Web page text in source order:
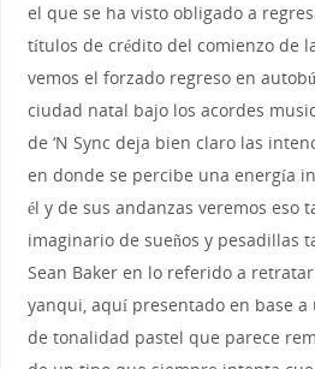
el que se ha visto obligado a
títulos de crédito del comienzo de
vemos el forzado regreso en
ciudad natal bajo los acordes
de ‘N Sync deja bien claro las
en donde se percibe una energía
él y de sus andanzas veremos eso
imaginario de sueños y pesadillas
Sean Baker en lo referido a
yanqui, aquí presentado en base
de tonalidad pastel que parece